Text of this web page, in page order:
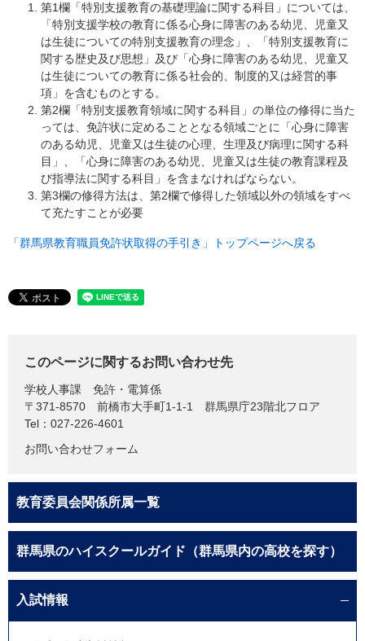
第1欄「特別支援教育の基礎理論に関する科目」については、
「特別支援学校の教育に係る心身に障害のある幼児、児童又
は生徒についての特別支援教育の理念」、「特別支援教育に
関する歴史及び思想」及び「心身に障害のある幼児、児童又
は生徒についての教育に係る社会的、制度的又は経営的事
項」を含むものとする。
第2欄「特別支援教育領域に関する科目」の単位の修得に当た
っては、免許状に定めることとなる領域ごとに「心身に障害
のある幼児、児童又は生徒の心理、生理及び病理に関する科
目」、「心身に障害のある幼児、児童又は生徒の教育課程及
び指導法に関する科目」を含まなければならない。
第3欄の修得方法は、第2欄で修得した領域以外の領域をすべ
て充たすことが必要
「群馬県教育職員免許状取得の手引き」トップページへ戻る
このページに関するお問い合わせ先
学校人事課
免許・電算係
〒371-8570
前橋市大手町1-1-1 群馬県庁23階北フロア
Tel：027-226-4601
お問い合わせフォーム
教育委員会関係所属一覧
群馬県のハイスクールガイド（群馬県内の高校を探す）
入試情報